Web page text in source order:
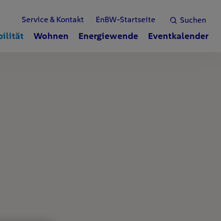
Suchen
Service & Kontakt EnBW-Startseite
Wohnen Energiewende Eventkalender